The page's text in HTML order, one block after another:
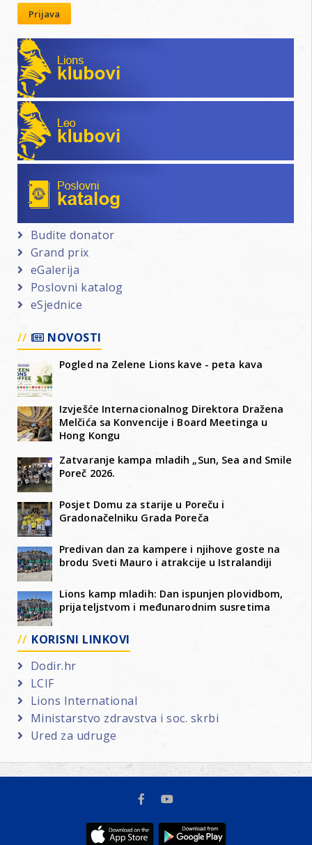
Prijava
Lions klubovi
Leo klubovi
Budite donator
Grand prix
eGalerija
Poslovni katalog
eSjednice
NOVOSTI
Pogled na Zelene Lions kave - peta kava
Izvješće Internacionalnog Direktora Dražena
Melčića sa Konvencije i Board Meetinga u
Hong Kongu
Zatvaranje kampa mladih „Sun, Sea and Smile
Poreč 2026.
Posjet Domu za starije u Poreču i
Gradonačelniku Grada Poreča
Predivan dan za kampere i njihove goste na
brodu Sveti Mauro i atrakcije u Istralandiji
Lions kamp mladih: Dan ispunjen plovidbom,
prijateljstvom i međunarodnim susretima
KORISNI LINKOVI
Dodir.hr
LCIF
Lions International
Ministarstvo zdravstva i soc. skrbi
Ured za udruge